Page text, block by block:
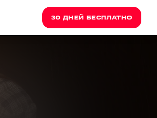
30 ДНЕЙ БЕСПЛАТНО